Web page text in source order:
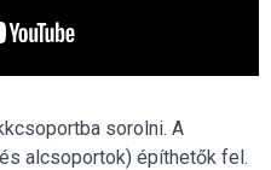
sorolni. A
alcsoportok) építhetők fel.